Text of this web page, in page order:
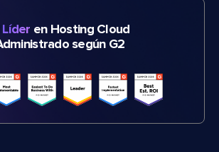
Líder en Hosting Cloud
según G2